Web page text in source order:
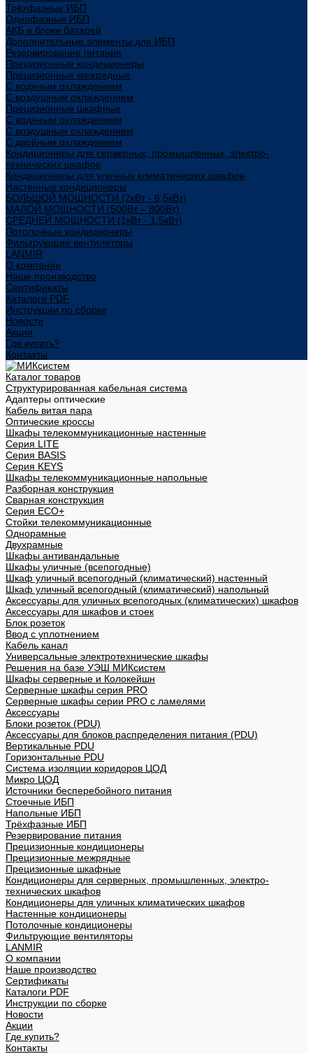
Трёхфазные ИБП
Однофазные ИБП
АКБ и блоки батарей
Дополнительные элементы для ИБП
Резервирование питания
Прецизионные кондиционеры
Прецизионные межрядные
С водяным охлаждением
С воздушным охлаждением
Прецизионные шкафные
С водяным охлаждением
С воздушным охлаждением
С двойным охлаждением
Кондиционеры для серверных, промышленных, электро-
технических шкафов
Кондиционеры для уличных климатических шкафов
Настенные кондиционеры
БОЛЬШОЙ МОЩНОСТИ (2кВт - 6,5кВт)
МАЛОЙ МОЩНОСТИ (500Вт – 800Вт)
СРЕДНЕЙ МОЩНОСТИ (1кВт - 1,5кВт)
Потолочные кондиционеры
Фильтрующие вентиляторы
LANMIR
О компании
Наше производство
Сертификаты
Каталоги PDF
Инструкции по сборке
Новости
Акции
Где купить?
Контакты
Каталог товаров
Структурированная кабельная система
Адаптеры оптические
Кабель витая пара
Оптические кроссы
Шкафы телекоммуникационные настенные
Cерия LITE
Cерия BASIS
Cерия KEYS
Шкафы телекоммуникационные напольные
Разборная конструкция
Сварная конструкция
Серия ECO+
Стойки телекоммуникационные
Однорамные
Двухрамные
Шкафы антивандальные
Шкафы уличные (всепогодные)
Шкаф уличный всепогодный (климатический) настенный
Шкаф уличный всепогодный (климатический) напольный
Аксессуары для уличных всепогодных (климатических) шкафов
Аксессуары для шкафов и стоек
Блок розеток
Ввод с уплотнением
Кабель канал
Универсальные электротехнические шкафы
Решения на базе УЭШ МИКсистем
Шкафы серверные и Колокейшн
Серверные шкафы серия PRO
Серверные шкафы серии PRO с ламелями
Аксессуары
Блоки розеток (PDU)
Аксессуары для блоков распределения питания (PDU)
Вертикальные PDU
Горизонтальные PDU
Система изоляции коридоров ЦОД
Микро ЦОД
Источники бесперебойного питания
Стоечные ИБП
Напольные ИБП
Трёхфазные ИБП
Резервирование питания
Прецизионные кондиционеры
Прецизионные межрядные
Прецизионные шкафные
Кондиционеры для серверных, промышленных, электро-
технических шкафов
Кондиционеры для уличных климатических шкафов
Настенные кондиционеры
Потолочные кондиционеры
Фильтрующие вентиляторы
LANMIR
О компании
Наше производство
Сертификаты
Каталоги PDF
Инструкции по сборке
Новости
Акции
Где купить?
Контакты